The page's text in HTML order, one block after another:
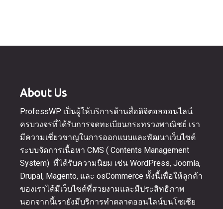
About Us
ProfessWP เป็นผู้ให้บริการด้านสื่อดิจิตอลออนไลน์
ครบวงจรที่ได้รับการจดทะเบียนกระทรวงพาณิชย์ เรา
มีความเชี่ยวชาญในการออกแบบและพัฒนาเว็บไซต์
ระบบจัดการเนื้อหา CMS ( Contents Management
System) ที่ได้รับความนิยม เช่น WordPress, Joomla,
Drupal, Magento, และ osCommerce ทั้งนี้เพื่อให้ลูกค้า
ของเราได้มีเว็บไซต์ที่สวยงามและมีประสิทธิภาพ
นอกจากนี้เรายังมีบริการทำตลาดออนไลน์บนโซเชีย